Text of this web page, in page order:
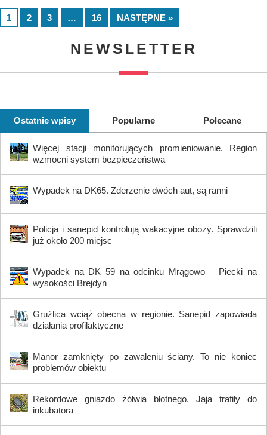
1 2 3 … 16 NASTĘPNE »
NEWSLETTER
Ostatnie wpisy Popularne Polecane
Więcej stacji monitorujących promieniowanie. Region
wzmocni system bezpieczeństwa
Wypadek na DK65. Zderzenie dwóch aut, są ranni
Policja i sanepid kontrolują wakacyjne obozy. Sprawdzili
już około 200 miejsc
Wypadek na DK 59 na odcinku Mrągowo – Piecki na
wysokości Brejdyn
Gruźlica wciąż obecna w regionie. Sanepid zapowiada
działania profilaktyczne
Manor zamknięty po zawaleniu ściany. To nie koniec
problemów obiektu
Rekordowe gniazdo żółwia błotnego. Jaja trafiły do
inkubatora